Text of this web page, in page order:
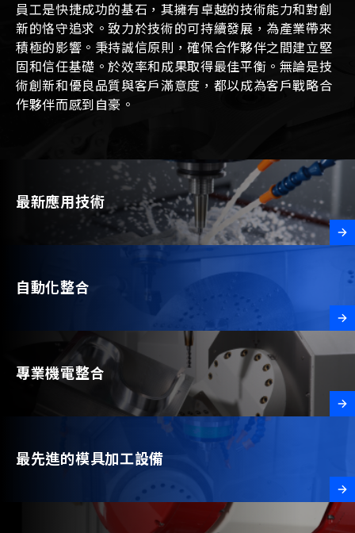
員工是快捷成功的基石，其擁有卓越的技術能力和對創
新的恪守追求。致力於技術的可持續發展，為產業帶來
積極的影響。秉持誠信原則，確保合作夥伴之間建立堅
固和信任基礎。於效率和成果取得最佳平衡。無論是技
術創新和優良品質與客戶滿意度，都以成為客戶戰略合
作夥伴而感到自豪。
最新應用技術
自動化整合
專業機電整合
最先進的模具加工設備